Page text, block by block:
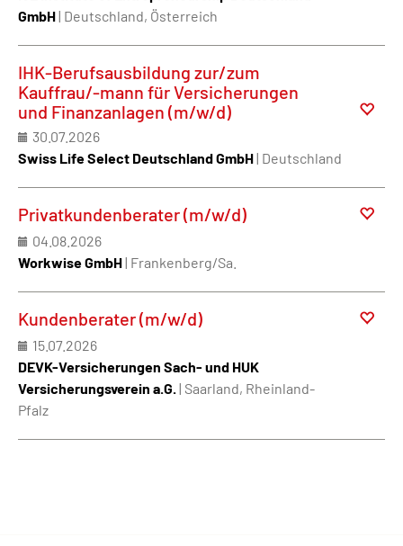
GmbH| Deutschland, Österreich
IHK-Berufsausbildung zur/zum
Kauffrau/-mann für Versicherungen
und Finanzanlagen (m/w/d)
30.07.2026
Swiss Life Select Deutschland GmbH| Deutschland
Privatkundenberater (m/w/d)
04.08.2026
Workwise GmbH| Frankenberg/Sa.
Kundenberater (m/w/d)
15.07.2026
DEVK-Versicherungen Sach- und HUK
Versicherungsverein a.G. | Saarland, Rheinland-
Pfalz